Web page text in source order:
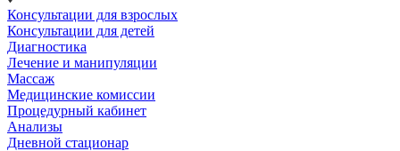
Консультации для взрослых
Консультации для детей
Диагностика
Лечение и манипуляции
Массаж
Медицинские комиссии
Процедурный кабинет
Анализы
Дневной стационар